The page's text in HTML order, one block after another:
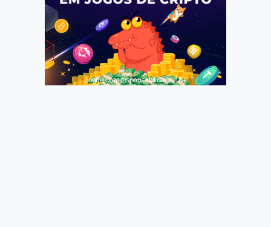
Jogue com responsabilidade. 18+